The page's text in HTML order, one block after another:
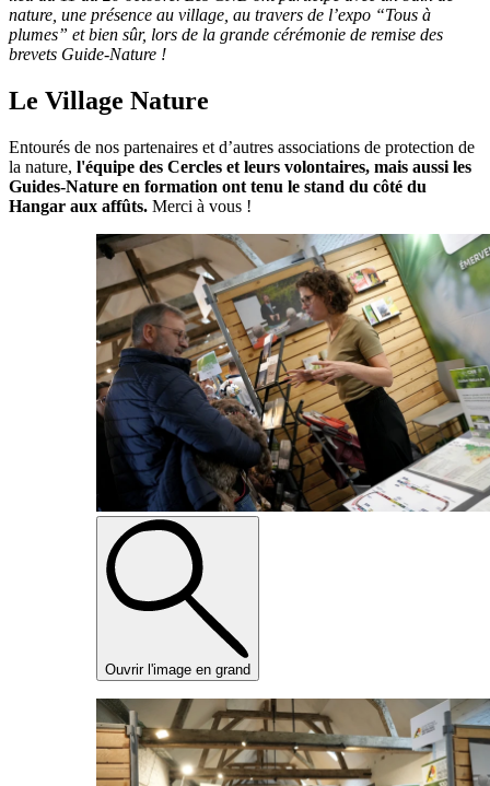
nature, une présence au village, au travers de l’expo “Tous à
plumes” et bien sûr, lors de la grande cérémonie de remise des
brevets Guide-Nature !
Le Village Nature
Entourés de nos partenaires et d’autres associations de protection de
la nature, l'équipe des Cercles et leurs volontaires, mais aussi les
Guides-Nature en formation ont tenu le stand du côté du
Hangar aux affûts. Merci à vous !
Ouvrir l'image en grand